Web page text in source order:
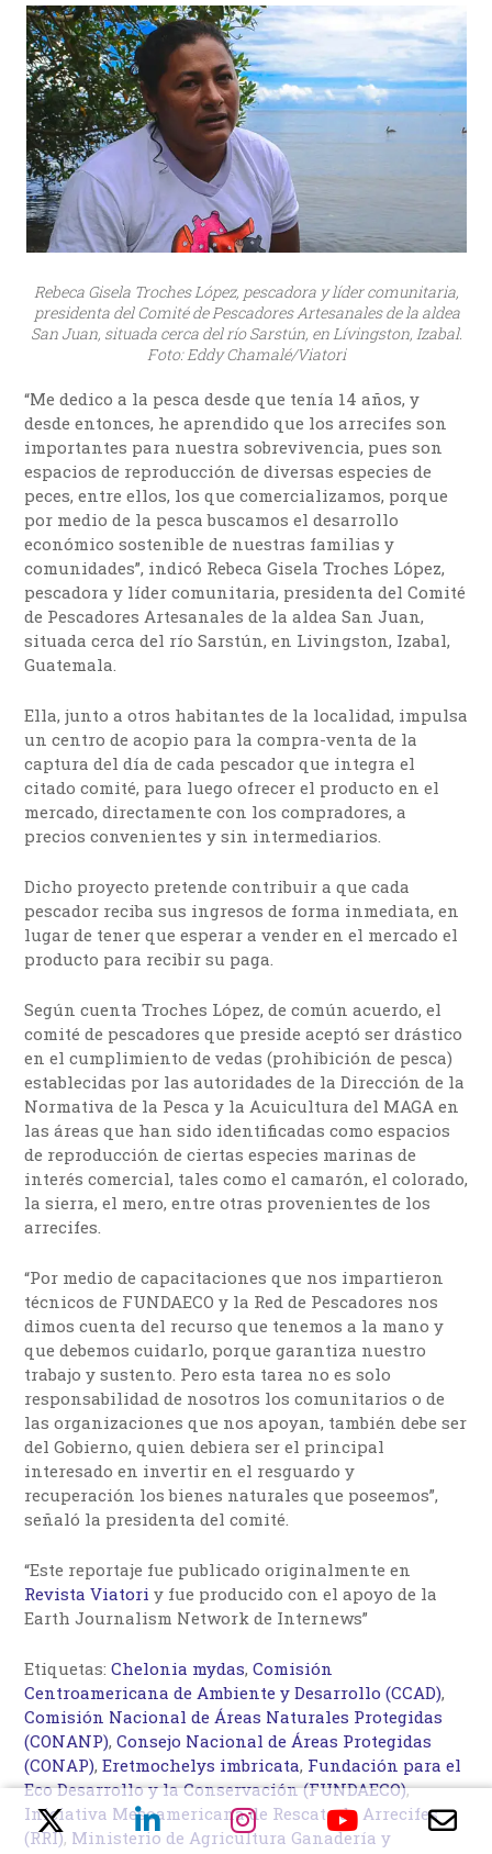
Rebeca Gisela Troches López, pescadora y líder comunitaria,
presidenta del Comité de Pescadores Artesanales de la aldea
San Juan, situada cerca del río Sarstún, en Lívingston, Izabal.
Foto: Eddy Chamalé/Viatori
“Me dedico a la pesca desde que tenía 14 años, y
desde entonces, he aprendido que los arrecifes son
importantes para nuestra sobrevivencia, pues son
espacios de reproducción de diversas especies de
peces, entre ellos, los que comercializamos, porque
por medio de la pesca buscamos el desarrollo
económico sostenible de nuestras familias y
comunidades”, indicó Rebeca Gisela Troches López,
pescadora y líder comunitaria, presidenta del Comité
de Pescadores Artesanales de la aldea San Juan,
situada cerca del río Sarstún, en Livingston, Izabal,
Guatemala.
Ella, junto a otros habitantes de la localidad, impulsa
un centro de acopio para la compra-venta de la
captura del día de cada pescador que integra el
citado comité, para luego ofrecer el producto en el
mercado, directamente con los compradores, a
precios convenientes y sin intermediarios.
Dicho proyecto pretende contribuir a que cada
pescador reciba sus ingresos de forma inmediata, en
lugar de tener que esperar a vender en el mercado el
producto para recibir su paga.
Según cuenta Troches López, de común acuerdo, el
comité de pescadores que preside aceptó ser drástico
en el cumplimiento de vedas (prohibición de pesca)
establecidas por las autoridades de la Dirección de la
Normativa de la Pesca y la Acuicultura del MAGA en
las áreas que han sido identificadas como espacios
de reproducción de ciertas especies marinas de
interés comercial, tales como el camarón, el colorado,
la sierra, el mero, entre otras provenientes de los
arrecifes.
“Por medio de capacitaciones que nos impartieron
técnicos de FUNDAECO y la Red de Pescadores nos
dimos cuenta del recurso que tenemos a la mano y
que debemos cuidarlo, porque garantiza nuestro
trabajo y sustento. Pero esta tarea no es solo
responsabilidad de nosotros los comunitarios o de
las organizaciones que nos apoyan, también debe ser
del Gobierno, quien debiera ser el principal
interesado en invertir en el resguardo y
recuperación los bienes naturales que poseemos”,
señaló la presidenta del comité.
“Este reportaje fue publicado originalmente en
Revista Viatori y fue producido con el apoyo de la
Earth Journalism Network de Internews”
Etiquetas:Chelonia mydas,Comisión
Centroamericana de Ambiente y Desarrollo (CCAD),
Comisión Nacional de Áreas Naturales Protegidas
(CONANP),Consejo Nacional de Áreas Protegidas
(CONAP),Eretmochelys imbricata, Fundación para el
Eco Desarrollo y la Conservación (FUNDAECO),
Iniciativa Mesoamericana de Rescate de Arrecifes
(RRI), Ministerio de Agricultura Ganadería y